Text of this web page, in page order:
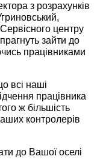
з розрахунків
центру
зайти до
працівниками
всі наші
працівника
ж більшість
контролерів
до Вашої оселі